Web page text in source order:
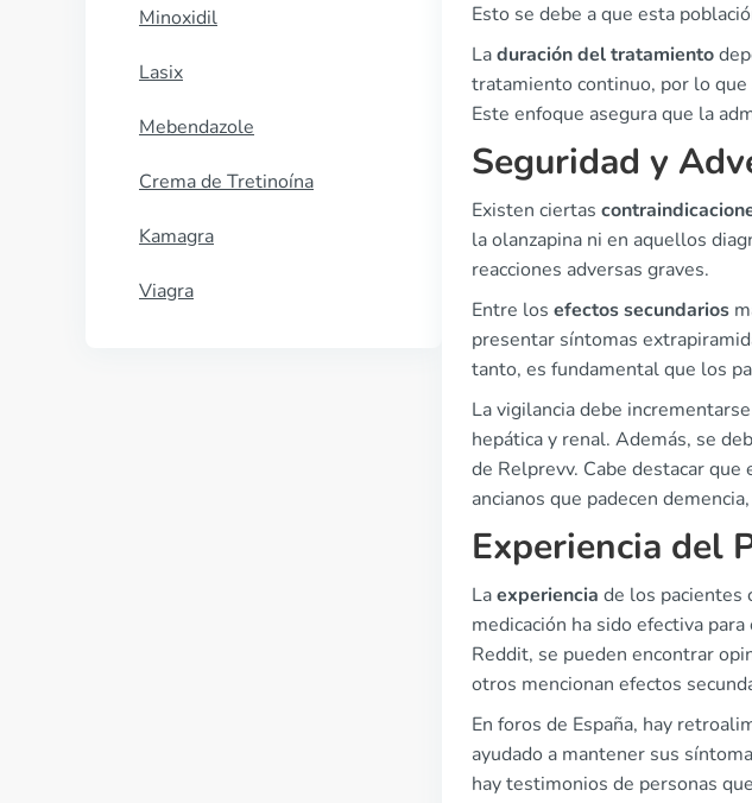
Minoxidil
Lasix
Mebendazole
Crema de Tretinoína
Kamagra
Viagra
Esto se debe a que esta
Laduración del tratamiento
tratamiento continuo, por lo que
Este enfoque asegura que la
Seguridad y
Existen ciertas
la olanzapina ni en aquellos
reacciones adversas graves.
Entre los efectos secundarios
presentar síntomas
tanto, es fundamental que los
La vigilancia debe
hepática y renal. Además, se
de Relprevv. Cabe destacar
ancianos que padecen
Experiencia del
Laexperiencia de los pacientes
medicación ha sido efectiva
Reddit, se pueden encontrar
otros mencionan efectos
En foros de España, hay
ayudado a mantener sus
hay testimonios de personas